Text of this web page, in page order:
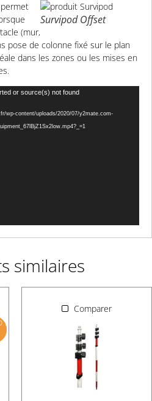
Survipod Offset
(mur,
pose de colonne fixé sur le plan
dans les zones ou les mises en
or source(s) not found
wp-content/uploads/2020/07/y2mate.com-
similaires
!
Comparer